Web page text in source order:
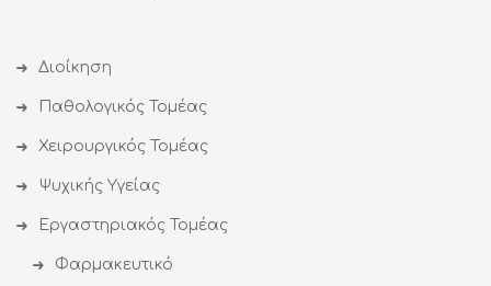
Διοίκηση
Παθολογικός Τομέας
Χειρουργικός Τομέας
Ψυχικής Υγείας
Εργαστηριακός Τομέας
Φαρμακευτικό